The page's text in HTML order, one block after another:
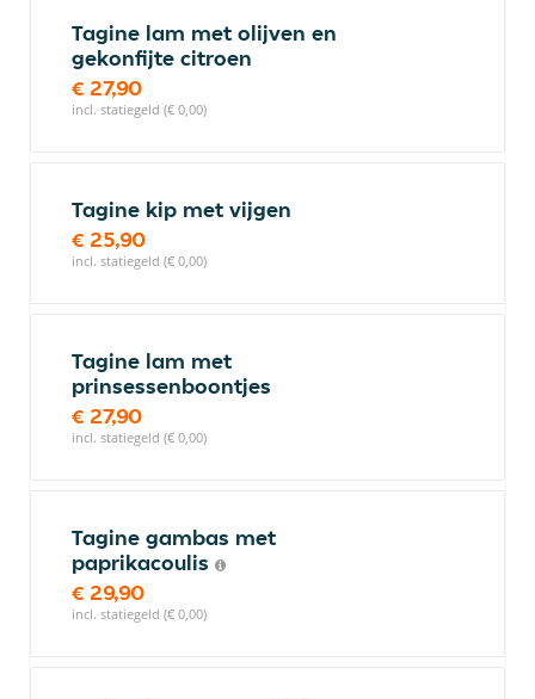
Tagine lam met olijven en
gekonfijte citroen
€ 27,90
incl. statiegeld (€ 0,00)
Tagine kip met vijgen
€ 25,90
incl. statiegeld (€ 0,00)
Tagine lam met
prinsessenboontjes
€ 27,90
incl. statiegeld (€ 0,00)
Tagine gambas met
paprikacoulis
€ 29,90
incl. statiegeld (€ 0,00)